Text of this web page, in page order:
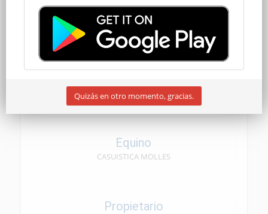
Tobias RUIZ
50 kms
CEN SENIOR
09/05/2026
Equino
CASUISTICA MOLLES
Propietario
Quizás en otro momento, gracias.